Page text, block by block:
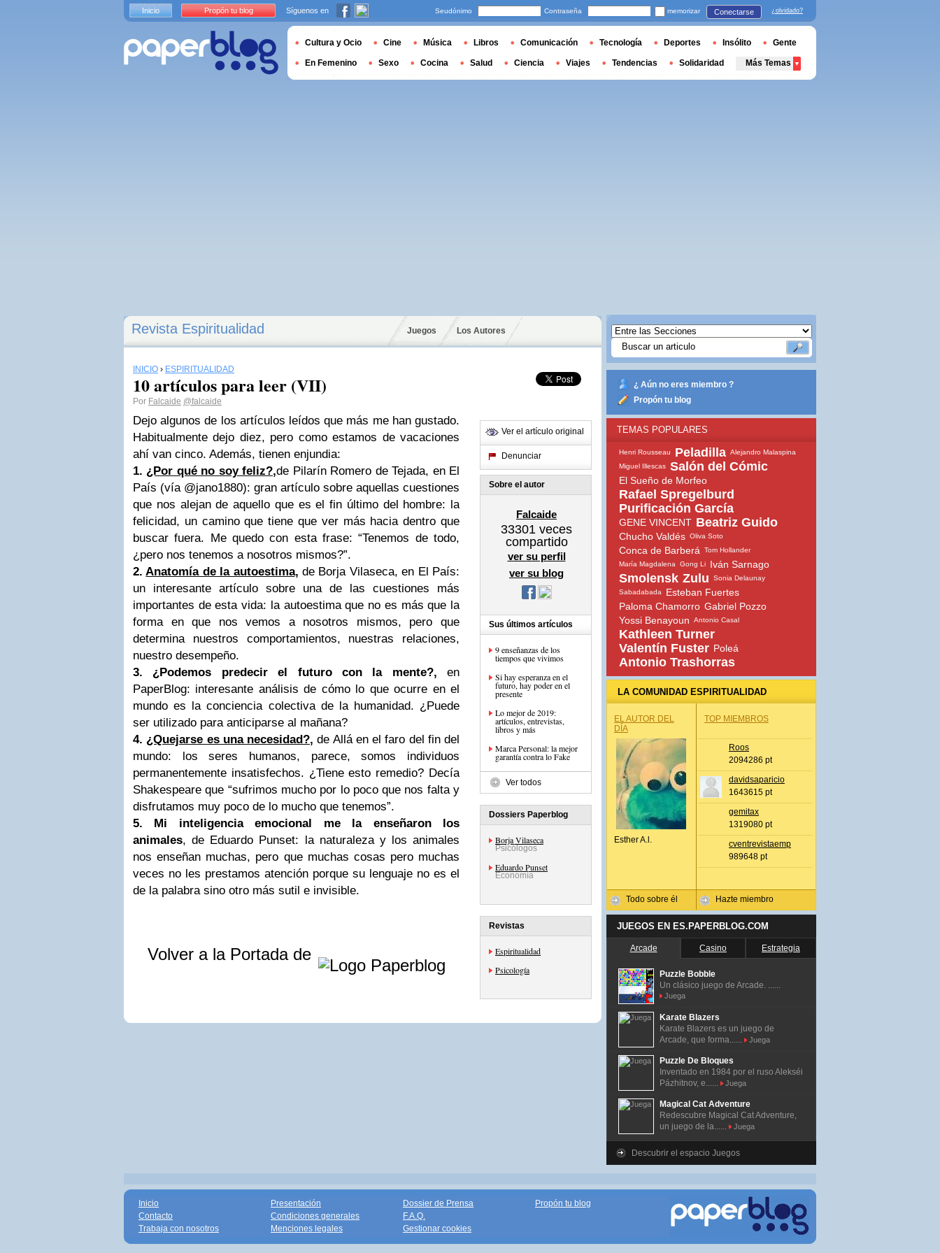
Revista Espiritualidad Juegos Los Autores
INICIO › ESPIRITUALIDAD
10 artículos para leer (VII)
Por Falcaide @falcaide
Dejo algunos de los artículos leídos que más me han gustado.
Habitualmente dejo diez, pero como estamos de vacaciones
ahí van cinco. Además, tienen enjundia:
1. ¿Por qué no soy feliz?,de Pilarín Romero de Tejada, en El
País (vía @jano1880): gran artículo sobre aquellas cuestiones
que nos alejan de aquello que es el fin último del hombre: la
felicidad, un camino que tiene que ver más hacia dentro que
buscar fuera. Me quedo con esta frase: “Tenemos de todo,
¿pero nos tenemos a nosotros mismos?”.
2.Anatomía de la autoestima, de Borja Vilaseca, en El País:
un interesante artículo sobre una de las cuestiones más
importantes de esta vida: la autoestima que no es más que la
forma en que nos vemos a nosotros mismos, pero que
determina nuestros comportamientos, nuestras relaciones,
nuestro desempeño.
3. ¿Podemos predecir el futuro con la mente?, en
PaperBlog: interesante análisis de cómo lo que ocurre en el
mundo es la conciencia colectiva de la humanidad. ¿Puede
ser utilizado para anticiparse al mañana?
4. ¿Quejarse es una necesidad?, de Allá en el faro del fin del
mundo: los seres humanos, parece, somos individuos
permanentemente insatisfechos. ¿Tiene esto remedio? Decía
Shakespeare que “sufrimos mucho por lo poco que nos falta y
disfrutamos muy poco de lo mucho que tenemos”.
5. Mi inteligencia emocional me la enseñaron los
animales, de Eduardo Punset: la naturaleza y los animales
nos enseñan muchas, pero que muchas cosas pero muchas
veces no les prestamos atención porque su lenguaje no es el
de la palabra sino otro más sutil e invisible.
Volver a la Portada de
Ver el artículo original
Denunciar
Sobre el autor
Falcaide
33301 veces
compartido
ver su perfil
ver su blog
Sus últimos artículos
9 enseñanzas de los
tiempos que vivimos
Si hay esperanza en el
futuro, hay poder en el
presente
Lo mejor de 2019:
artículos, entrevistas,
libros y más
Marca Personal: la mejor
garantía contra lo Fake
Ver todos
Dossiers Paperblog
Borja Vilaseca
Psicólogos
Eduardo Punset
Economía
Revistas
Espiritualidad
Psicología
¿ Aún no eres miembro ?
Propón tu blog
TEMAS POPULARES
Henri Rousseau Peladilla Alejandro Malaspina
Miguel Illescas Salón del Cómic
El Sueño de Morfeo
Rafael Spregelburd
Purificación García
GENE VINCENT Beatriz Guido
Chucho Valdés Oliva Soto
Conca de Barberá
Tom Hollander
María Magdalena
Gong Li Iván Sarnago
Smolensk Zulu
Sonia Delaunay
Sabadabada
Esteban Fuertes
Paloma Chamorro Gabriel Pozzo
Yossi Benayoun
Antonio Casal
Kathleen Turner
Valentín Fuster Poleá
Antonio Trashorras
LA COMUNIDAD ESPIRITUALIDAD
EL AUTOR DEL
DÍA
Esther A.l.
Todo sobre él
TOP MIEMBROS
Roos
2094286 pt
davidsaparicio
1643615 pt
gemitax
1319080 pt
cventrevistaemp
989648 pt
Hazte miembro
JUEGOS EN ES.PAPERBLOG.COM
Arcade Casino Estrategia
Puzzle Bobble
Un clásico juego de Arcade. ......
Juega
Karate Blazers
Karate Blazers es un juego de
Arcade, que forma......
Juega
Puzzle De Bloques
Inventado en 1984 por el ruso Alekséi
Pázhitnov, e......
Juega
Magical Cat Adventure
Redescubre Magical Cat Adventure,
un juego de la......
Juega
Descubrir el espacio Juegos
Inicio Propón tu blog Síguenos en Seudónimo Contraseña memorizar Conectarse ¿olvidado?
Cultura y Ocio Cine Música Libros Comunicación Tecnología Deportes Insólito Gente
En Femenino Sexo Cocina Salud Ciencia Viajes Tendencias Solidaridad Más Temas
Inicio
Contacto
Trabaja con nosotros
Presentación
Condiciones generales
Menciones legales
Dossier de Prensa
F.A.Q.
Gestionar cookies
Propón tu blog